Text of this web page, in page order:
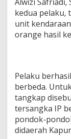
kedua pelaku,
unit
orange hasil
Pelaku
berbeda.
tangkap
tersangka IP
pondok-
didaerah